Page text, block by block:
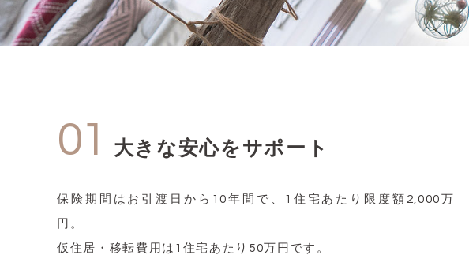
01 大きな安心をサポート
保険期間はお引渡日から10年間で、1住宅あたり限度額2,000万
円。
仮住居・移転費用は1住宅あたり50万円です。